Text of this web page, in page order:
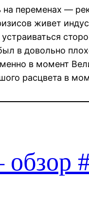
на переменах —
живет
в довольно
в момент
расцвета в